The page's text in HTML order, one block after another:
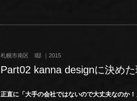
札幌市南区 I邸 ｜2015
Part02 kanna designに決めた
正直に「大手の会社ではないので大丈夫なのか